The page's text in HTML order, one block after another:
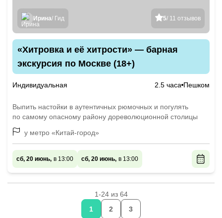
5/ 11 отзывов
Ирина/ Гид
«Хитровка и её хитрости» — барная
экскурсия по Москве (18+)
Индивидуальная 2.5 часа Пешком
Выпить настойки в аутентичных рюмочных и погулять
по самому опасному району дореволюционной столицы
у метро «Китай-город»
сб, 20 июнь, в 13:00 сб, 20 июнь, в 13:00
1-24 из 64
1 2 3